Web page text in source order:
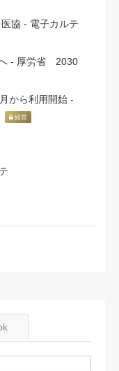
協 - 電子カルテ
へ - 厚労省 2030
から利用開始 -
経営